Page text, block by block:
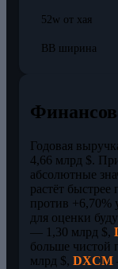
52w от хая
BB ширина
Годовая
4,66 млрд $.
абсолютные
растёт
против +6,70%
для оценки
— 1,30 млрд $,
больше чистой
млрд $, DXCM